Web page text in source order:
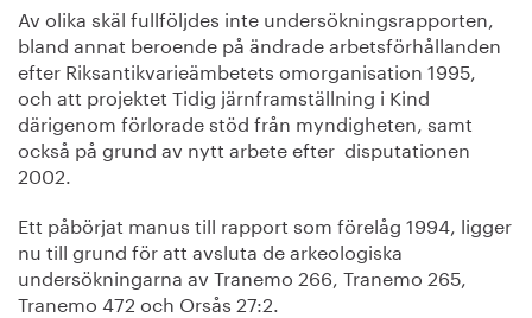
Av olika skäl fullföljdes inte undersökningsrapporten,
bland annat beroende på ändrade arbetsförhållanden
efter Riksantikvarieämbetets omorganisation 1995,
och att projektet Tidig järnframställning i Kind
därigenom förlorade stöd från myndigheten, samt
också på grund av nytt arbete efter disputationen
2002.
Ett påbörjat manus till rapport som förelåg 1994, ligger
nu till grund för att avsluta de arkeologiska
undersökningarna av Tranemo 266, Tranemo 265,
Tranemo 472 och Orsås 27:2.